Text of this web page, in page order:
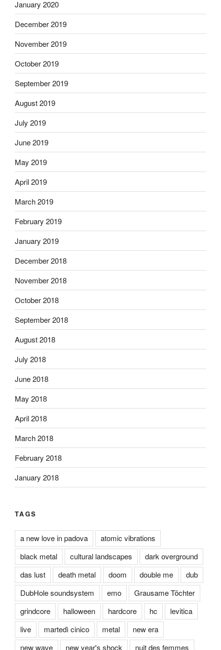
January 2020
December 2019
November 2019
October 2019
September 2019
August 2019
July 2019
June 2019
May 2019
April 2019
March 2019
February 2019
January 2019
December 2018
November 2018
October 2018
September 2018
August 2018
July 2018
June 2018
May 2018
April 2018
March 2018
February 2018
January 2018
TAGS
a new love in padova
atomic vibrations
black metal
cultural landscapes
dark overground
das lust
death metal doom double me
dub
DubHole soundsystem
emo
Grausame Töchter
grindcore
halloween hardcore hc
levitica
live
martedì cinico metal
new era
new wave
new year's shock nuit des femmes